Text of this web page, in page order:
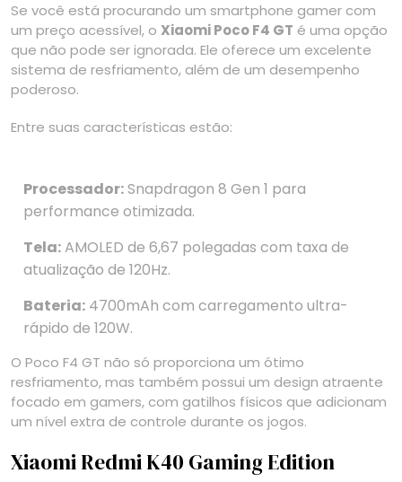
Se você está procurando um smartphone gamer com
um preço acessível, o Xiaomi Poco F4 GT é uma opção
que não pode ser ignorada. Ele oferece um excelente
sistema de resfriamento, além de um desempenho
poderoso.
Entre suas características estão:
Processador:Snapdragon 8 Gen 1 para
performance otimizada.
Tela:AMOLED de 6,67 polegadas com taxa de
atualização de 120Hz.
Bateria: 4700mAh com carregamento ultra-
rápido de 120W.
O Poco F4 GT não só proporciona um ótimo
resfriamento, mas também possui um design atraente
focado em gamers, com gatilhos físicos que adicionam
um nível extra de controle durante os jogos.
Xiaomi Redmi K40 Gaming Edition